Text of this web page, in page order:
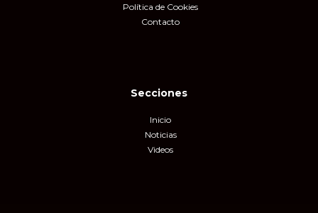
Política de Cookies
Contacto
Secciones
Inicio
Noticias
Videos